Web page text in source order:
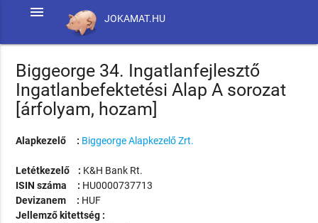
JOKAMAT.HU
menu
Biggeorge 34. Ingatlanfejlesztő
Ingatlanbefektetési Alap A sorozat
[árfolyam, hozam]
Alapkezelő : Biggeorge Alapkezelő Zrt.
Letétkezelő : K&H Bank Rt.
ISIN száma : HU0000737713
Devizanem : HUF
Jellemző kitettség :